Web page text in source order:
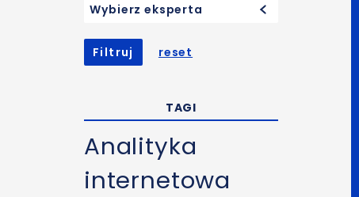
Wybierz eksperta
Filtruj reset
TAGI
Analityka
internetowa